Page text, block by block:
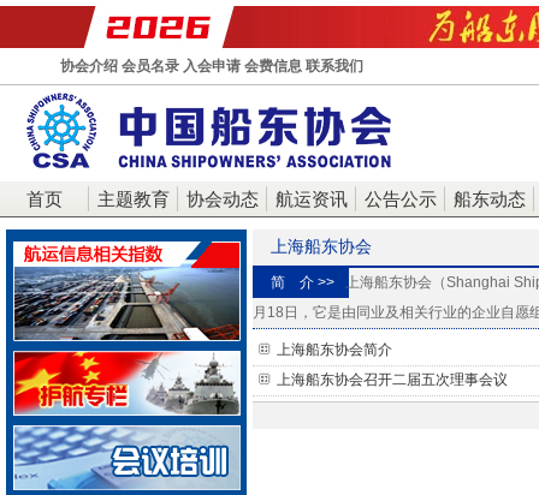
协会介绍 会员名录 入会申请 会费信息 联系我们
首页 主题教育 协会动态 航运资讯 公告公示 船东动态
上海船东协会
简 介 >>
上海船东协会（Shanghai
月18日，它是由同业及相关行业的企业自
上海船东协会简介
上海船东协会召开二届五次理事会议